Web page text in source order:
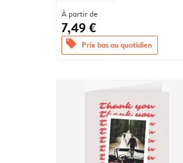
À partir de
7,49 €
offers Prix bas au quotidien